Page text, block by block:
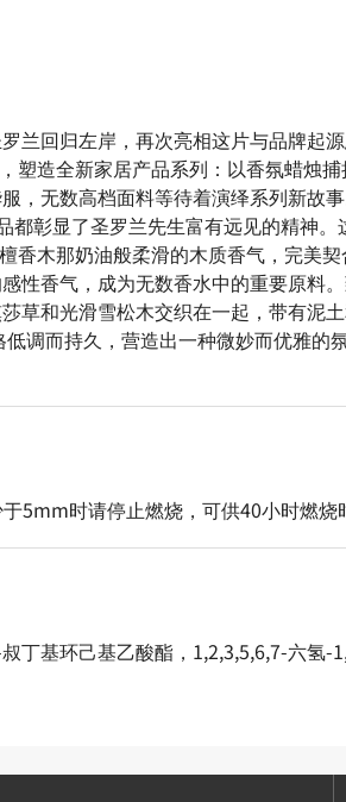
兰回归左岸，再次亮相这片与品牌起
造全新家居产品系列：以香氛蜡烛
无数高档面料等待着演绎系列新故
彰显了圣罗兰先生富有远见的精神
木那奶油般柔滑的木质香气，完美
香气，成为无数香水中的重要原料
和光滑雪松木交织在一起，带有泥
调而持久，营造出一种微妙而优雅
5mm时请停止燃烧，可供40小时燃烧
基环己基乙酸酯，1,2,3,5,6,7-六氢